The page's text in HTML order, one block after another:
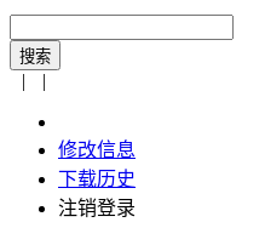
搜索
| |
修改信息
下载历史
注销登录